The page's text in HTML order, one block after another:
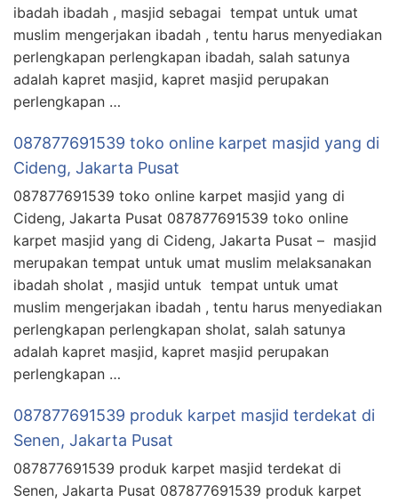
ibadah ibadah , masjid sebagai tempat untuk umat
muslim mengerjakan ibadah , tentu harus menyediakan
perlengkapan perlengkapan ibadah, salah satunya
adalah kapret masjid, kapret masjid perupakan
perlengkapan …
087877691539 toko online karpet masjid yang di
Cideng, Jakarta Pusat
087877691539 toko online karpet masjid yang di
Cideng, Jakarta Pusat 087877691539 toko online
karpet masjid yang di Cideng, Jakarta Pusat – masjid
merupakan tempat untuk umat muslim melaksanakan
ibadah sholat , masjid untuk tempat untuk umat
muslim mengerjakan ibadah , tentu harus menyediakan
perlengkapan perlengkapan sholat, salah satunya
adalah kapret masjid, kapret masjid perupakan
perlengkapan …
087877691539 produk karpet masjid terdekat di
Senen, Jakarta Pusat
087877691539 produk karpet masjid terdekat di
Senen, Jakarta Pusat 087877691539 produk karpet